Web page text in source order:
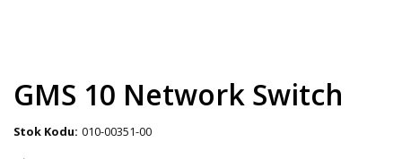
GMS 10 Network Switch
Stok Kodu: 010-00351-00